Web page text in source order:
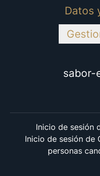
Datos
sabor-
Inicio de sesión
Inicio de sesión de
personas